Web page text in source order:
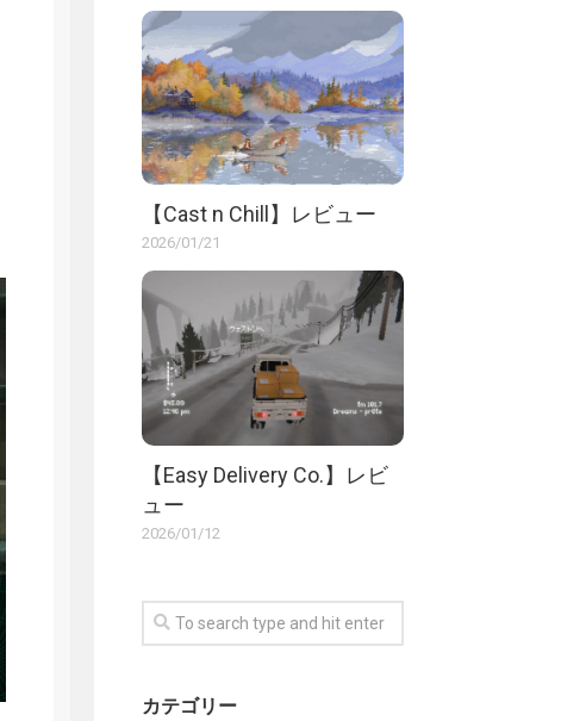
【Cast n Chill】レビュー
2026/01/21
【Easy Delivery Co.】レビ
ュー
2026/01/12
カテゴリー